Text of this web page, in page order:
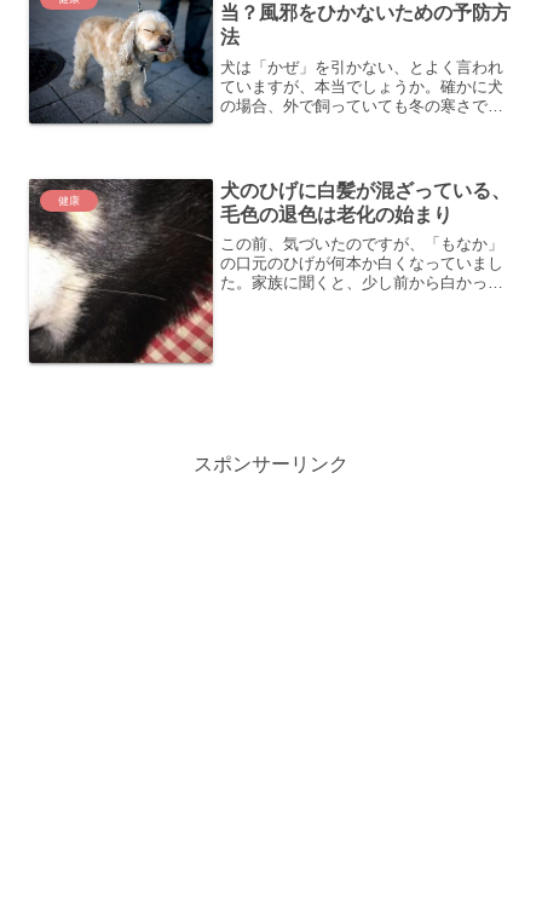
当？風邪をひかないための予防方
法
犬は「かぜ」を引かない、とよく言われ
ていますが、本当でしょうか。確かに犬
の場合、外で飼っていても冬の寒さで風
なく、「もなか」が鼻水を...
健康
犬のひげに白髪が混ざっている、
毛色の退色は老化の始まり
この前、気づいたのですが、「もなか」
の口元のひげが何本か白くなっていまし
た。家族に聞くと、少し前から白かった
スポンサーリンク